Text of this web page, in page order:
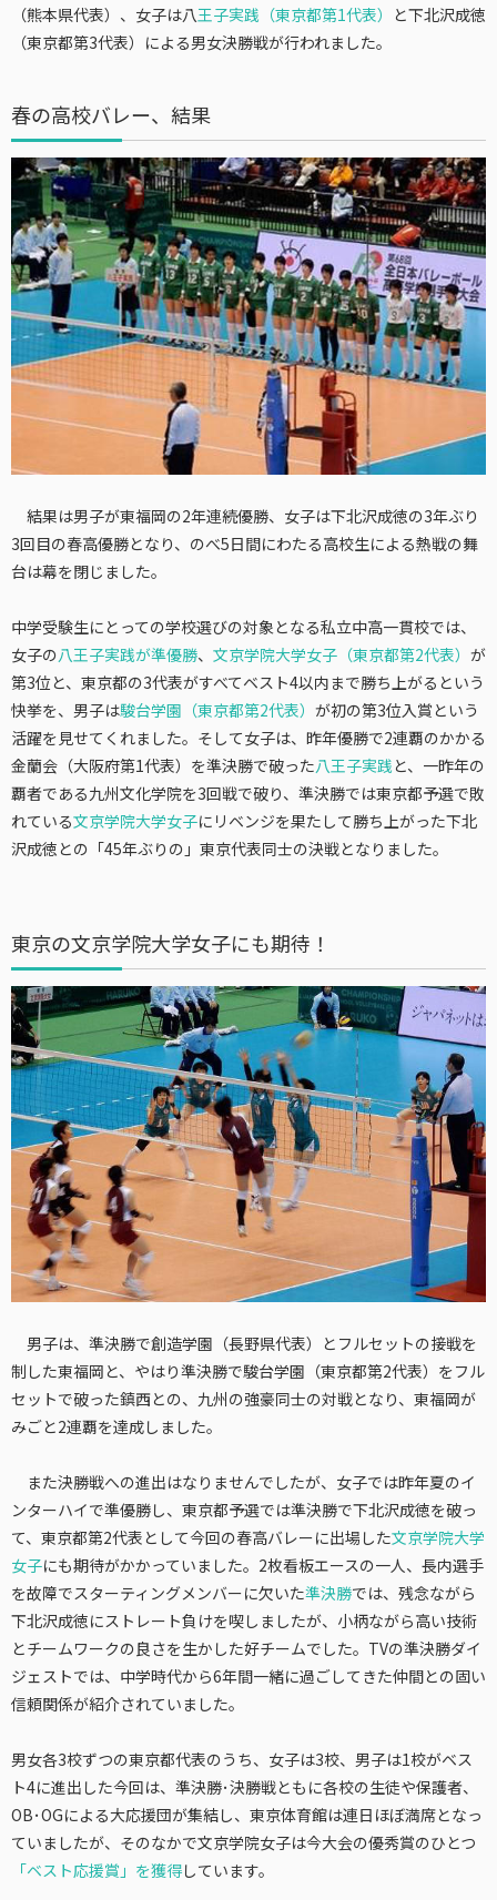
（熊本県代表）、女子は八王子実践（東京都第1代表） と下北沢成徳
（東京都第3代表）による男女決勝戦が行われました。
春の高校バレー、結果
結果は男子が東福岡の2年連続優勝、女子は下北沢成徳の3年ぶり
3回目の春高優勝となり、のべ5日間にわたる高校生による熱戦の舞
台は幕を閉じました。
中学受験生にとっての学校選びの対象となる私立中高一貫校では、
女子の八王子実践が準優勝、 文京学院大学女子（東京都第2代表） が
第3位と、東京都の3代表がすべてベスト4以内まで勝ち上がるという
快挙を、男子は駿台学園（東京都第2代表） が初の第3位入賞という
活躍を見せてくれました。そして女子は、昨年優勝で2連覇のかかる
金蘭会（大阪府第1代表）を準決勝で破った八王子実践と、一昨年の
覇者である九州文化学院を3回戦で破り、準決勝では東京都予選で敗
れている文京学院大学女子にリベンジを果たして勝ち上がった下北
沢成徳との「45年ぶりの」東京代表同士の決戦となりました。
東京の文京学院大学女子にも期待！
男子は、準決勝で創造学園（長野県代表）とフルセットの接戦を
制した東福岡と、やはり準決勝で駿台学園（東京都第2代表）をフル
セットで破った鎮西との、九州の強豪同士の対戦となり、東福岡が
みごと2連覇を達成しました。
また決勝戦への進出はなりませんでしたが、女子では昨年夏のイ
ンターハイで準優勝し、東京都予選では準決勝で下北沢成徳を破っ
て、東京都第2代表として今回の春高バレーに出場した文京学院大学
女子にも期待がかかっていました。2枚看板エースの一人、長内選手
を故障でスターティングメンバーに欠いた準決勝では、残念ながら
下北沢成徳にストレート負けを喫しましたが、小柄ながら高い技術
とチームワークの良さを生かした好チームでした。TVの準決勝ダイ
ジェストでは、中学時代から6年間一緒に過ごしてきた仲間との固い
信頼関係が紹介されていました。
男女各3校ずつの東京都代表のうち、女子は3校、男子は1校がベス
ト4に進出した今回は、準決勝･決勝戦ともに各校の生徒や保護者、
OB･OGによる大応援団が集結し、東京体育館は連日ほぼ満席となっ
ていましたが、そのなかで文京学院女子は今大会の優秀賞のひとつ
「ベスト応援賞」を獲得しています。